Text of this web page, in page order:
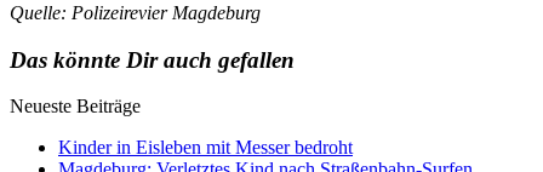
Quelle: Polizeirevier Magdeburg
Das könnte Dir auch gefallen
Neueste Beiträge
Kinder in Eisleben mit Messer bedroht